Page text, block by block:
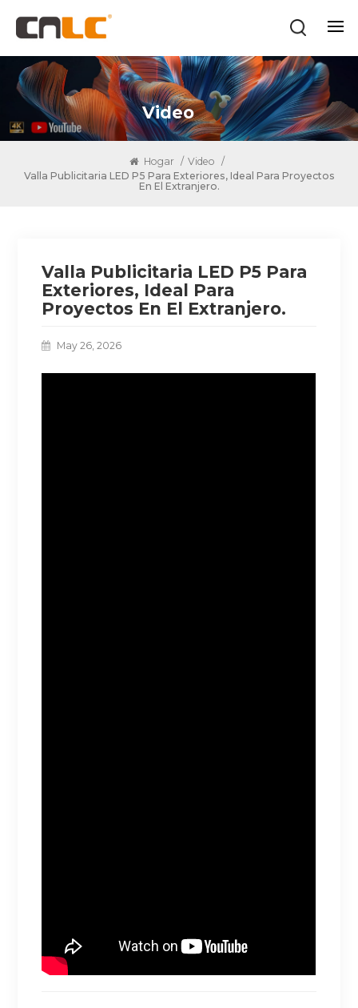
Video
Hogar / Video /
Valla Publicitaria LED P5 Para Exteriores, Ideal Para Proyectos
En El Extranjero.
Valla Publicitaria LED P5 Para
Exteriores, Ideal Para
Proyectos En El Extranjero.
May 26, 2026